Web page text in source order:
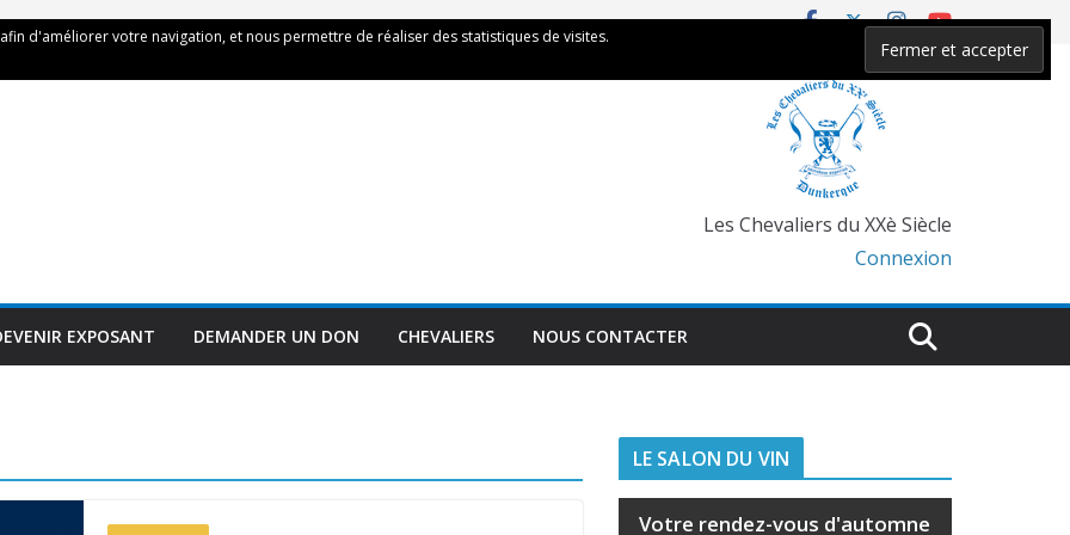
Les Chevaliers du XXè Siècle
Connexion
EXPOSANT DEMANDER UN DON CHEVALIERS NOUS CONTACTER
LE SALON DU VIN
Votre rendez-vous d'automne
d'améliorer votre navigation, et nous permettre de réaliser des statistiques de visites.